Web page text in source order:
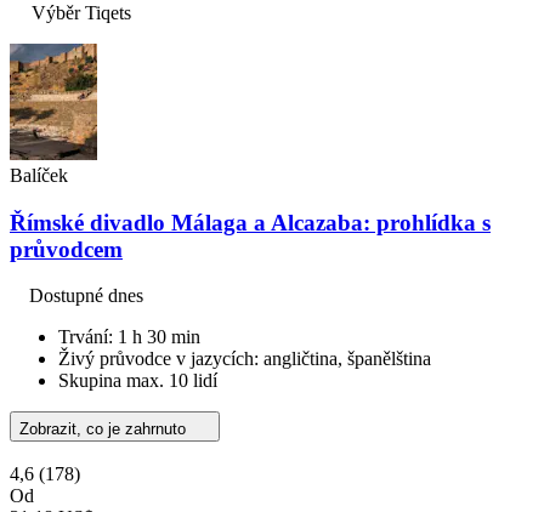
Výběr Tiqets
Balíček
Římské divadlo Málaga a Alcazaba: prohlídka s
průvodcem
Dostupné dnes
Trvání: 1 h 30 min
Živý průvodce v jazycích: angličtina, španělština
Skupina max. 10 lidí
Zobrazit, co je zahrnuto
4,6 (178)
Od